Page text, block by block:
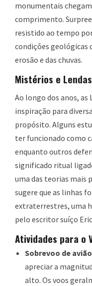
monumentais
comprimento.
resistido ao tempo
condições geológicas
erosão e das chuvas.
Mistérios e Lendas
Ao longo dos anos, as
inspiração para
propósito. Alguns
ter funcionado como
enquanto outros
significado ritual
uma das teorias mais
sugere que as linhas
extraterrestres, uma
pelo escritor suíço
Atividades para o
Sobrevoo de
apreciar a
alto. Os voos